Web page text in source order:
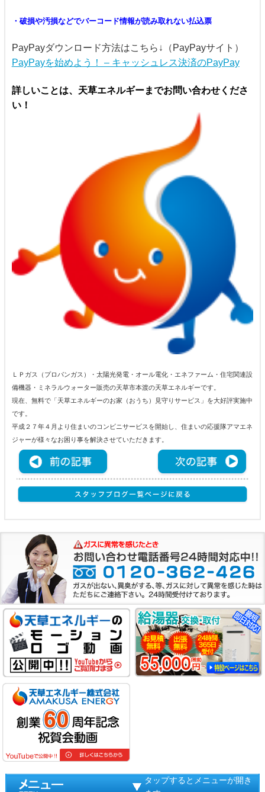
・破損や汚損などでバーコード情報が読み取れない払込票
PayPayダウンロード方法はこちら↓（PayPayサイト）
PayPayを始めよう！ – キャッシュレス決済のPayPay
詳しいことは、天草エネルギーまでお問い合わせくださ
い！
ＬＰガス（プロパンガス）・太陽光発電・オール電化・エネファーム・住宅関連設
備機器・ミネラルウォーター販売の天草市本渡の天草エネルギーです。
現在、無料で「天草エネルギーのお家（おうち）見守りサービス」を大好評実施中
です。
平成２７年４月より住まいのコンビニサービスを開始し、住まいの応援隊アマエネ
ジャーが様々なお困り事を解決させていただきます。
タップするとメニューが開き